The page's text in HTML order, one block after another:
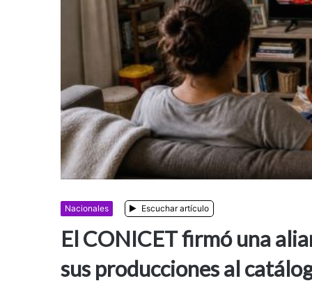
Nacionales Escuchar artículo
El CONICET firmó una
sus producciones al